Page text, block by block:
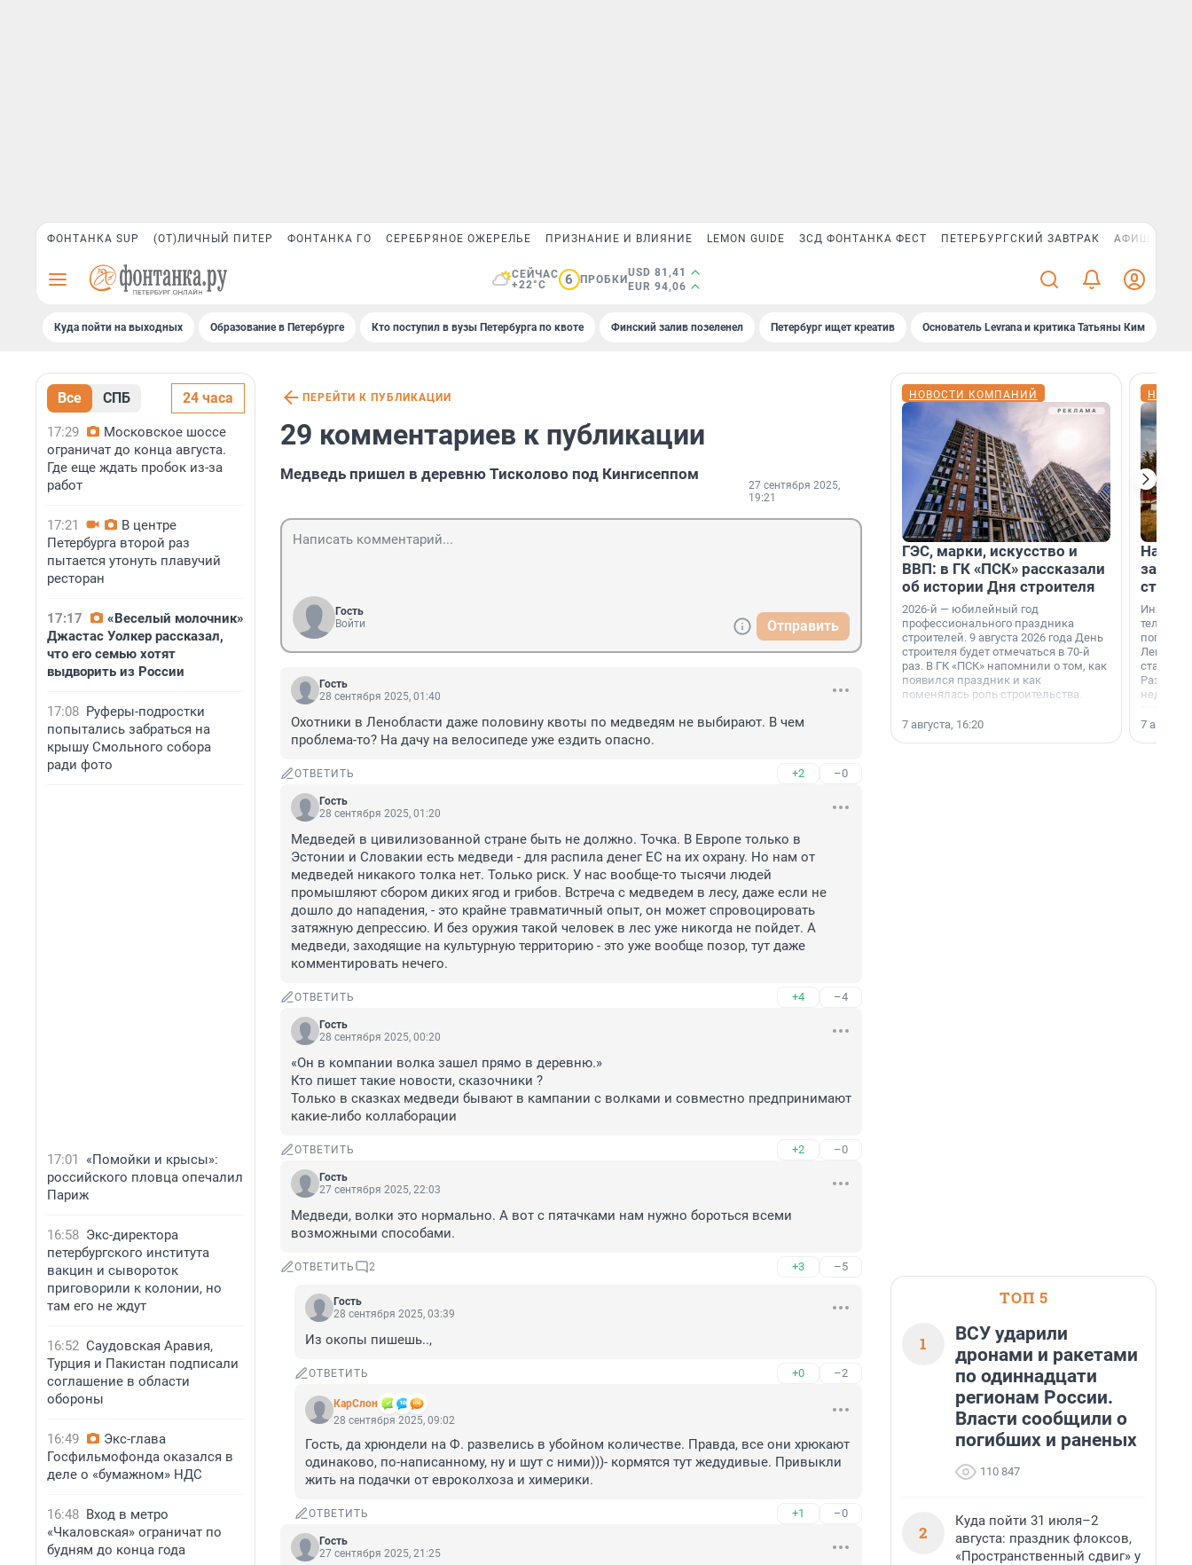
ФОНТАНКА SUP (ОТ)ЛИЧНЫЙ ПИТЕР ФОНТАНКА ГО СЕРЕБРЯНОЕ ОЖЕРЕЛЬЕ ПРИЗНАНИЕ И ВЛИЯНИЕ LEMON GUIDE ЗСД ФОНТАНКА ФЕСТ ПЕТЕРБУРГСКИЙ ЗАВТРАК АФИША PLUS
СЕЙЧАС
+22°C
6 ПРОБКИ
USD 81,41
EUR 94,06
Куда пойти на выходных Образование в Петербурге Кто поступил в вузы Петербурга по квоте Финский залив позеленел Петербург ищет креатив Основатель Levrana и критика Татьяны Ким
Все СПБ 24 часа
17:29
Московское шоссе
ограничат до конца августа.
Где еще ждать пробок из-за
работ
17:21
В центре
Петербурга второй раз
пытается утонуть плавучий
ресторан
17:17
«Веселый молочник»
Джастас Уолкер рассказал,
что его семью хотят
выдворить из России
17:08 Руферы-подростки
попытались забраться на
крышу Смольного собора
ради фото
17:01
«Помойки и крысы»:
российского пловца опечалил
Париж
16:58 Экс-директора
петербургского института
вакцин и сывороток
приговорили к колонии, но
там его не ждут
16:52 Саудовская Аравия,
Турция и Пакистан подписали
соглашение в области
обороны
16:49
Экс-глава
Госфильмофонда оказался в
деле о «бумажном» НДС
16:48 Вход в метро
«Чкаловская» ограничат по
будням до конца года
ПЕРЕЙТИ К ПУБЛИКАЦИИ
29 комментариев к публикации
Медведь пришел в деревню Тисколово под Кингисеппом
27 сентября 2025,
19:21
Гость
Войти
Отправить
Гость
28 сентября 2025, 01:40
Охотники в Ленобласти даже половину квоты по медведям не выбирают. В чем
проблема-то? На дачу на велосипеде уже ездить опасно.
ОТВЕТИТЬ +2 –0
Гость
28 сентября 2025, 01:20
Медведей в цивилизованной стране быть не должно. Точка. В Европе только в
Эстонии и Словакии есть медведи - для распила денег ЕС на их охрану. Но нам от
медведей никакого толка нет. Только риск. У нас вообще-то тысячи людей
промышляют сбором диких ягод и грибов. Встреча с медведем в лесу, даже если не
дошло до нападения, - это крайне травматичный опыт, он может спровоцировать
затяжную депрессию. И без оружия такой человек в лес уже никогда не пойдет. А
медведи, заходящие на культурную территорию - это уже вообще позор, тут даже
комментировать нечего.
ОТВЕТИТЬ +4 –4
Гость
28 сентября 2025, 00:20
«Он в компании волка зашел прямо в деревню.»
Кто пишет такие новости, сказочники ?
Только в сказках медведи бывают в кампании с волками и совместно предпринимают
какие-либо коллаборации
ОТВЕТИТЬ +2 –0
Гость
27 сентября 2025, 22:03
Медведи, волки это нормально. А вот с пятачками нам нужно бороться всеми
возможными способами.
ОТВЕТИТЬ 2 +3 –5
Гость
28 сентября 2025, 03:39
Из окопы пишешь..,
ОТВЕТИТЬ +0 –2
КарСлон
28 сентября 2025, 09:02
Гость, да хрюндели на Ф. развелись в убойном количестве. Правда, все они хрюкают
одинаково, по-написанному, ну и шут с ними)))- кормятся тут жедудивые. Привыкли
жить на подачки от евроколхоза и химерики.
ОТВЕТИТЬ +1 –0
Гость
27 сентября 2025, 21:25
НОВОСТИ КОМПАНИЙ
ГЭС, марки, искусство и
ВВП: в ГК «ПСК» рассказали
об истории Дня строителя
2026-й — юбилейный год
профессионального праздника
строителей. 9 августа 2026 года День
строителя будет отмечаться в 70-й
раз. В ГК «ПСК» напомнили о том, как
появился праздник и как
поменялась роль строительства.
7 августа, 16:20
На
станции
7
ТОП 5
1
ВСУ ударили
дронами и ракетами
по одиннадцати
регионам России.
Власти сообщили о
погибших и раненых
110 847
2
Куда пойти 31 июля–2
августа: праздник флоксов,
«Пространственный сдвиг» у